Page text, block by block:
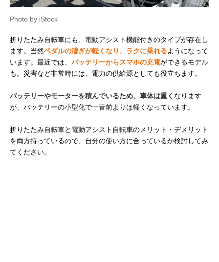
Photo by iStock
折りたたみ自転車にも、電動アシスト機能付きのタイプが存在し
ます。当然ペダルの漕ぎが軽くなり、ラクに乗れるようになって
います。最近では、 バッテリーからスマホの充電ができるモデル
も。災害など非常時には、電力の供給源としても役立ちます。
バッテリーやモーターを積んでいるため、車体は重く なります
が、バッテリーの小型化で一昔前よりは軽くなっています。
折りたたみ自転車と電動アシスト自転車のメリット・デメリット
を両方持っているので、自分の使い方に合っているか検討してみ
てください。